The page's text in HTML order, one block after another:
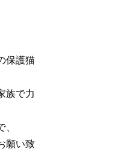
保護猫
族で力
願い致